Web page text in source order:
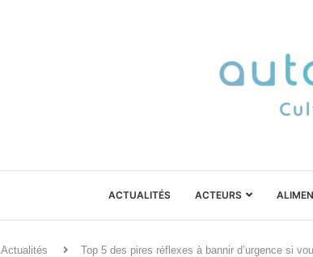
ACTUALITÉS ACTEURS
Actualités Top 5 des pires réflexes à bannir d’urgence si